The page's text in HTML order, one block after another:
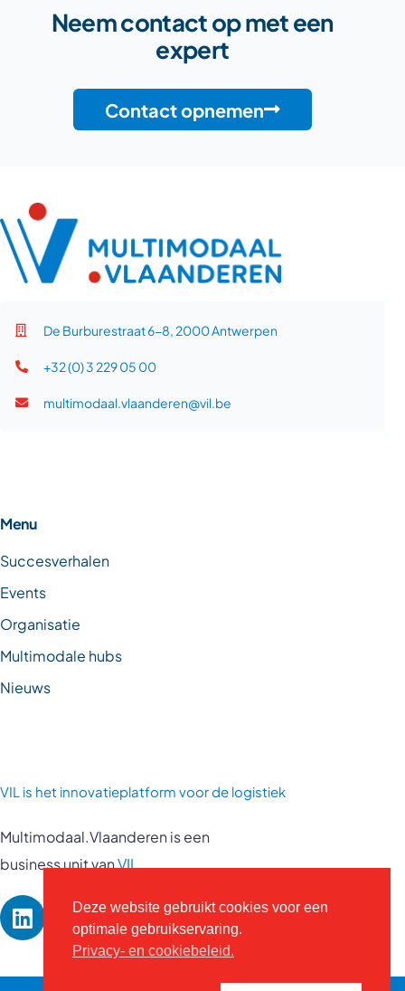
Neem contact op met een
expert
Contact opnemen
De Burburestraat 6-8, 2000 Antwerpen
+32 (0) 3 229 05 00
multimodaal.vlaanderen@vil.be
Menu
Succesverhalen
Events
Organisatie
Multimodale hubs
Nieuws
VIL is het innovatieplatform voor de logistiek
Multimodaal.Vlaanderen is een
business unit vanVIL
Deze website gebruikt cookies voor een
optimale gebruikservaring.
Privacy- en cookiebeleid.